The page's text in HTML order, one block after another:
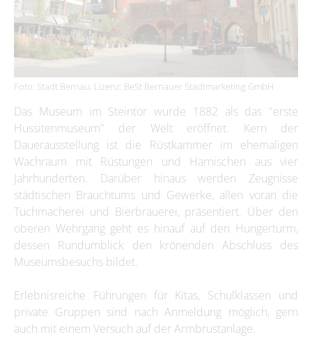
Foto: Stadt Bernau, Lizenz: BeSt Bernauer Stadtmarketing GmbH
Das Museum im Steintor wurde 1882 als das "erste
Hussitenmuseum" der Welt eröffnet. Kern der
Dauerausstellung ist die Rüstkammer im ehemaligen
Wachraum mit Rüstungen und Harnischen aus vier
Jahrhunderten. Darüber hinaus werden Zeugnisse
städtischen Brauchtums und Gewerke, allen voran die
Tuchmacherei und Bierbrauerei, präsentiert. Über den
oberen Wehrgang geht es hinauf auf den Hungerturm,
dessen Rundumblick den krönenden Abschluss des
Museumsbesuchs bildet.
Erlebnisreiche Führungen für Kitas, Schulklassen und
private Gruppen sind nach Anmeldung möglich, gern
auch mit einem Versuch auf der Armbrustanlage.